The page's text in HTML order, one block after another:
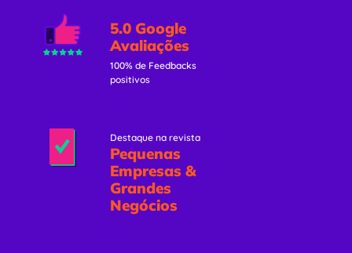
5.0 Google
Avaliações
100% de Feedbacks
positivos
Destaque na revista
Pequenas
Empresas &
Grandes
Negócios